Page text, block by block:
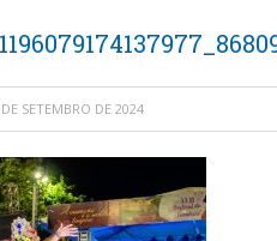
SETEMBRO DE 2024